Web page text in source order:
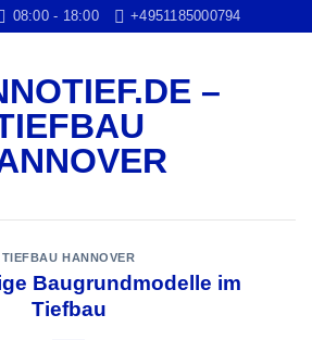
08:00 - 18:00 +4951185000794
TIEFBAU HANNOVER
Baugrundmodelle im
Tiefbau